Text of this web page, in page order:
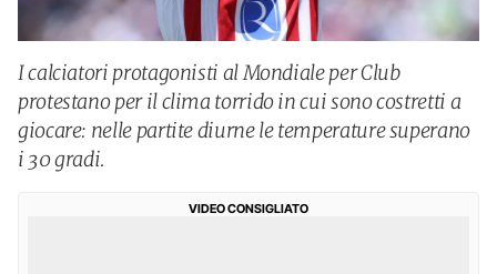
I calciatori protagonisti al Mondiale per Club
protestano per il clima torrido in cui sono costretti a
giocare: nelle partite diurne le temperature superano
i 30 gradi.
VIDEO CONSIGLIATO